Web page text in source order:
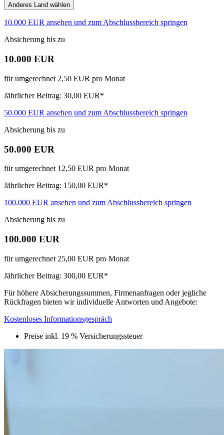
Anderes Land wählen
10.000 EUR ansehen und zum Abschlussbereich springen
Absicherung bis zu
10.000 EUR
für umgerechnet 2,50 EUR pro Monat
Jährlicher Beitrag: 30,00 EUR*
50.000 EUR ansehen und zum Abschlussbereich springen
Absicherung bis zu
50.000 EUR
für umgerechnet 12,50 EUR pro Monat
Jährlicher Beitrag: 150,00 EUR*
100.000 EUR ansehen und zum Abschlussbereich springen
Absicherung bis zu
100.000 EUR
für umgerechnet 25,00 EUR pro Monat
Jährlicher Beitrag: 300,00 EUR*
Für höhere Absicherungssummen, Firmenanfragen oder jegliche
Rückfragen bieten wir individuelle Antworten und Angebote:
Kostenloses Informationsgespräch
Preise inkl. 19 % Versicherungssteuer